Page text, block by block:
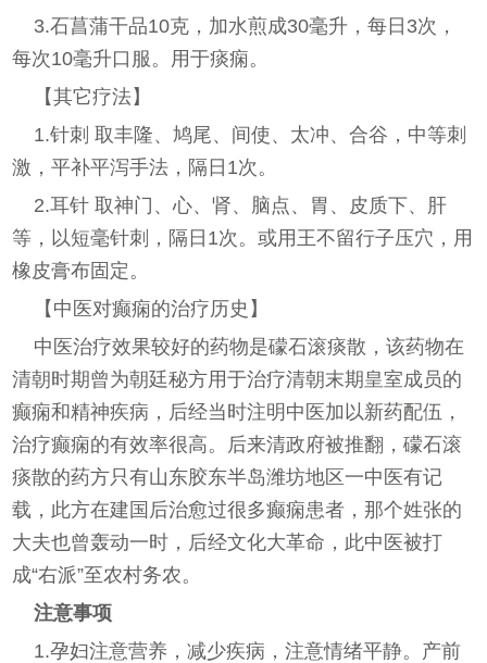
3.石菖蒲干品10克，加水煎成30毫升，每日3次，
每次10毫升口服。用于痰痫。
【其它疗法】
1.针刺 取丰隆、鸠尾、间使、太冲、合谷，中等刺
激，平补平泻手法，隔日1次。
2.耳针 取神门、心、肾、脑点、胃、皮质下、肝
等，以短毫针刺，隔日1次。或用王不留行子压穴，用
橡皮膏布固定。
【中医对癫痫的治疗历史】
中医治疗效果较好的药物是礞石滚痰散，该药物在
清朝时期曾为朝廷秘方用于治疗清朝末期皇室成员的
癫痫和精神疾病，后经当时注明中医加以新药配伍，
治疗癫痫的有效率很高。后来清政府被推翻，礞石滚
痰散的药方只有山东胶东半岛潍坊地区一中医有记
载，此方在建国后治愈过很多癫痫患者，那个姓张的
大夫也曾轰动一时，后经文化大革命，此中医被打
成“右派”至农村务农。
注意事项
1.孕妇注意营养，减少疾病，注意情绪平静。产前